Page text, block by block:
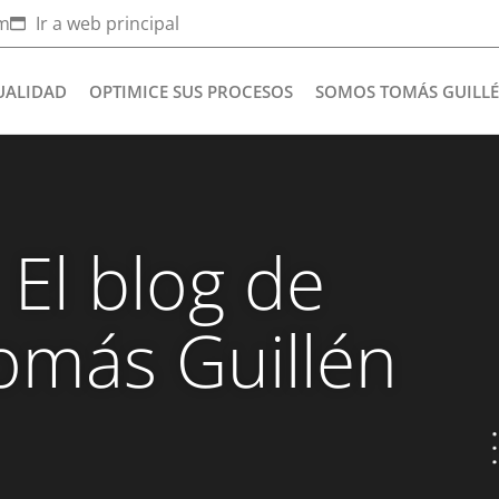
Ir a web principal
OPTIMICE SUS PROCESOS SOMOS TOMÁS
El blog de
Guillén